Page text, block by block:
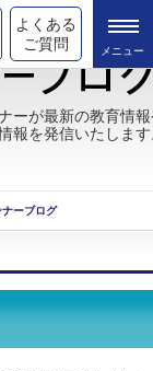
よくある
ご質問
ーが最新の教育情
報を発信いたしま
ーブログ